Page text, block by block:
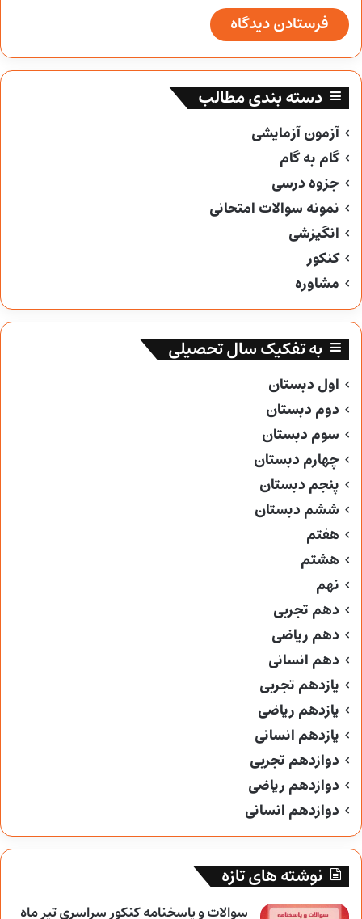
دسته بندی مطالب
آزمون آزمایشی
گام به گام
جزوه درسی
نمونه سوالات امتحانی
انگیزشی
کنکور
مشاوره
به تفکیک سال تحصیلی
اول دبستان
دوم دبستان
سوم دبستان
چهارم دبستان
پنجم دبستان
ششم دبستان
هفتم
هشتم
نهم
دهم تجربی
دهم ریاضی
دهم انسانی
یازدهم تجربی
یازدهم ریاضی
یازدهم انسانی
دوازدهم تجربی
دوازدهم ریاضی
دوازدهم انسانی
نوشته های تازه
سوالات و پاسخنامه کنکور سراسری تیر ماه